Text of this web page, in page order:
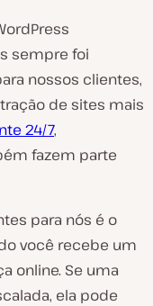
sempre foi
nossos clientes,
de sites mais
24/7,
fazem parte
para nós é o
você recebe um
online. Se uma
ela pode